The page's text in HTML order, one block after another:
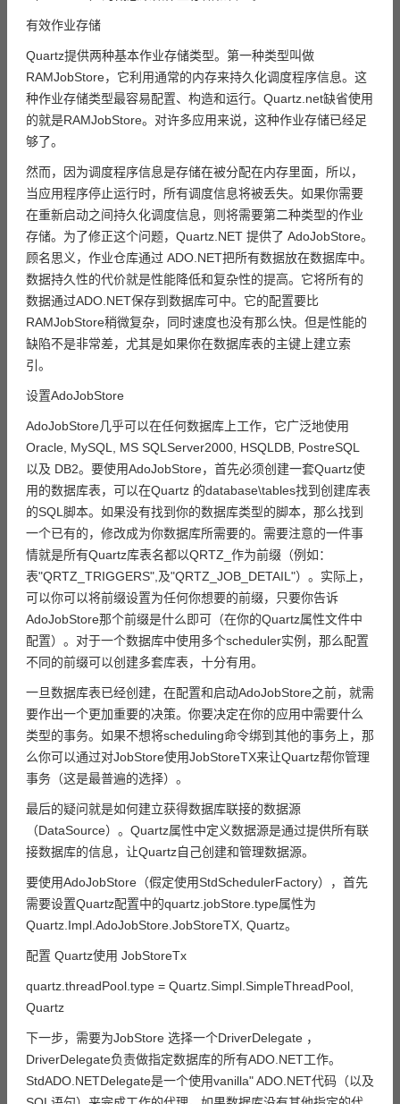
有效作业存储
Quartz提供两种基本作业存储类型。第一种类型叫做
RAMJobStore，它利用通常的内存来持久化调度程序信息。这
种作业存储类型最容易配置、构造和运行。Quartz.net缺省使用
的就是RAMJobStore。对许多应用来说，这种作业存储已经足
够了。
然而，因为调度程序信息是存储在被分配在内存里面，所以，
当应用程序停止运行时，所有调度信息将被丢失。如果你需要
在重新启动之间持久化调度信息，则将需要第二种类型的作业
存储。为了修正这个问题，Quartz.NET 提供了 AdoJobStore。
顾名思义，作业仓库通过 ADO.NET把所有数据放在数据库中。
数据持久性的代价就是性能降低和复杂性的提高。它将所有的
数据通过ADO.NET保存到数据库可中。它的配置要比
RAMJobStore稍微复杂，同时速度也没有那么快。但是性能的
缺陷不是非常差，尤其是如果你在数据库表的主键上建立索
引。
设置AdoJobStore
AdoJobStore几乎可以在任何数据库上工作，它广泛地使用
Oracle, MySQL, MS SQLServer2000, HSQLDB, PostreSQL
以及 DB2。要使用AdoJobStore，首先必须创建一套Quartz使
用的数据库表，可以在Quartz 的database\tables找到创建库表
的SQL脚本。如果没有找到你的数据库类型的脚本，那么找到
一个已有的，修改成为你数据库所需要的。需要注意的一件事
情就是所有Quartz库表名都以QRTZ_作为前缀（例如：
表"QRTZ_TRIGGERS",及"QRTZ_JOB_DETAIL"）。实际上，
可以你可以将前缀设置为任何你想要的前缀，只要你告诉
AdoJobStore那个前缀是什么即可（在你的Quartz属性文件中
配置）。对于一个数据库中使用多个scheduler实例，那么配置
不同的前缀可以创建多套库表，十分有用。
一旦数据库表已经创建，在配置和启动AdoJobStore之前，就需
要作出一个更加重要的决策。你要决定在你的应用中需要什么
类型的事务。如果不想将scheduling命令绑到其他的事务上，那
么你可以通过对JobStore使用JobStoreTX来让Quartz帮你管理
事务（这是最普遍的选择）。
最后的疑问就是如何建立获得数据库联接的数据源
（DataSource）。Quartz属性中定义数据源是通过提供所有联
接数据库的信息，让Quartz自己创建和管理数据源。
要使用AdoJobStore（假定使用StdSchedulerFactory），首先
需要设置Quartz配置中的quartz.jobStore.type属性为
Quartz.Impl.AdoJobStore.JobStoreTX, Quartz。
配置 Quartz使用 JobStoreTx
quartz.threadPool.type = Quartz.Simpl.SimpleThreadPool,
Quartz
下一步，需要为JobStore 选择一个DriverDelegate ，
DriverDelegate负责做指定数据库的所有ADO.NET工作。
StdADO.NETDelegate是一个使用vanilla" ADO.NET代码（以及